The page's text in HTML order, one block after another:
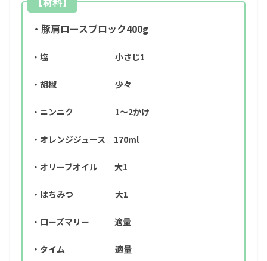
・豚肩ロースブロック400g
・塩 小さじ1
・胡椒 少々
・ニンニク 1～2かけ
・オレンジジュース 170ml
・オリーブオイル 大1
・はちみつ 大1
・ローズマリー 適量
・タイム 適量